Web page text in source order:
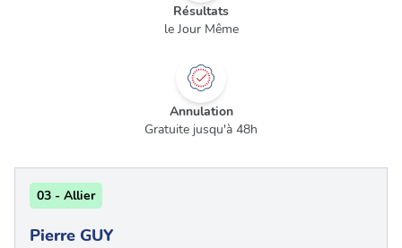
Résultats
le Jour Même
Annulation
Gratuite jusqu'à 48h
03 - Allier
Pierre GUY